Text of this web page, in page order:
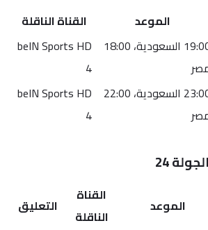
الموعد
القناة الناقلة
19:00 السعودية، 18:00
beIN Sports HD
4
23:00 السعودية، 22:00
beIN Sports HD
4
24
الموعد
القناة
الناقلة
التعليق